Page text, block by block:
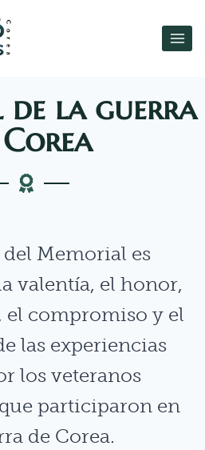
la guerra
Memorial es
valentía, el honor,
el compromiso y el
las experiencias
los veteranos
participaron en
de Corea.